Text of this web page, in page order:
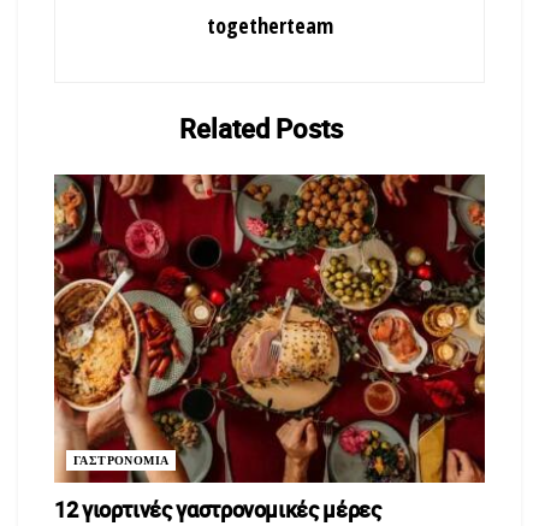
togetherteam
RelatedPosts
ΓΑΣΤΡΟΝΟΜΙΑ
12 γιορτινές γαστρονομικές μέρες